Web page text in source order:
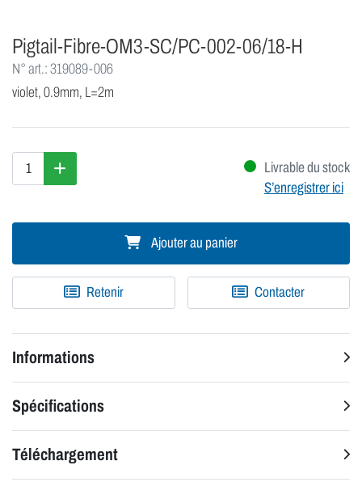
Pigtail-Fibre-OM3-SC/PC-002-06/18-H
N° art.: 319089-006
violet, 0.9mm, L=2m
Livrable du stock
S’enregistrer ici
Ajouter au panier
Retenir Contacter
Informations
Spécifications
Téléchargement